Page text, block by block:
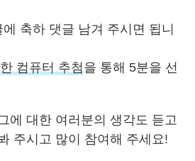
축하 댓글 남겨 주시면 됩니
컴퓨터 추첨을 통해 5분을 선
에 대한 여러분의 생각도 듣고
주시고 많이 참여해 주세요!